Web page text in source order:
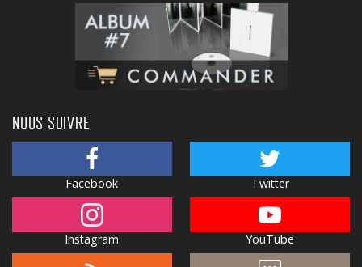
NOUS SUIVRE
Facebook Twitter
Instagram YouTube